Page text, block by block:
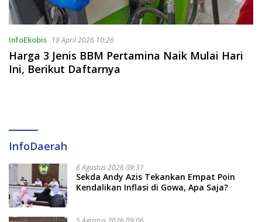
InfoEkobis 18 April 2026 10:26
Harga 3 Jenis BBM Pertamina Naik Mulai Hari
Ini, Berikut Daftarnya
InfoDaerah
6 Agustus 2026 09:31
Sekda Andy Azis Tekankan Empat Poin
Kendalikan Inflasi di Gowa, Apa Saja?